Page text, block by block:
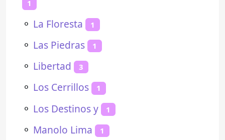
1
⚬ La Floresta 1
⚬ Las Piedras 1
⚬ Libertad 3
⚬ Los Cerrillos 1
⚬ Los Destinos y 1
⚬ Manolo Lima 1